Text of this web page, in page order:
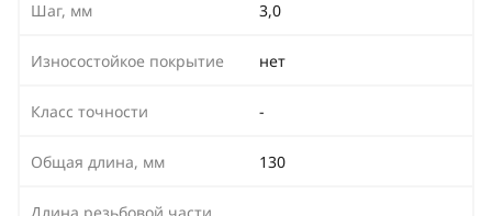
Шаг, мм 3,0
Износостойкое покрытие нет
Класс точности -
Общая длина, мм 130